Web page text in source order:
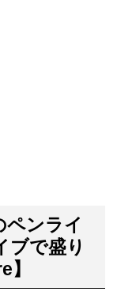
ペンライ
ブで盛り
】